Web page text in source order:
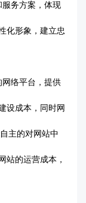
务方案，体现
化形象，建立忠
络平台，提供
设成本，同时网
主的对网站中
站的运营成本，